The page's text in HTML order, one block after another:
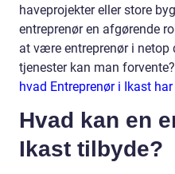
haveprojekter eller store
entreprenør en afgørende
at være entreprenør i netop
tjenester kan man
hvad Entreprenør i Ikast
Hvad kan en
Ikast tilbyde?